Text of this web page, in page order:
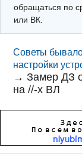
обращаться по
или ВК.
Советы
настройки
→Замер ДЗ
на //-х ВЛ